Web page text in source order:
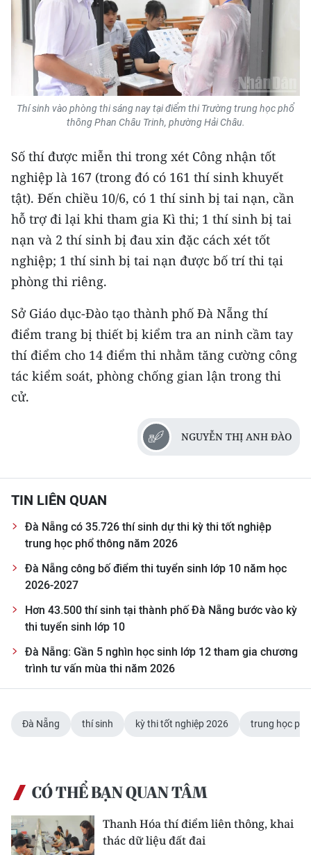
Thí sinh vào phòng thi sáng nay tại điểm thi Trường trung học phổ
thông Phan Châu Trinh, phường Hải Châu.
Số thí được miễn thi trong xét Công nhận tốt
nghiệp là 167 (trong đó có 161 thí sinh khuyết
tật). Đến chiều 10/6, có 1 thí sinh bị tai nạn, cần
hỗ trợ đi lại khi tham gia Kì thi; 1 thí sinh bị tai
nạn và 2 thí sinh bị đau xin đặc cách xét tốt
nghiệp; 1 thí sinh bị tai nạn được bố trí thi tại
phòng thi riêng.
Sở Giáo dục-Đào tạo thành phố Đà Nẵng thí
điểm trang bị thiết bị kiểm tra an ninh cầm tay
thí điểm cho 14 điểm thi nhằm tăng cường công
tác kiểm soát, phòng chống gian lận trong thi
cử.
NGUYỄN THỊ ANH ĐÀO
TIN LIÊN QUAN
Đà Nẵng có 35.726 thí sinh dự thi kỳ thi tốt nghiệp
trung học phổ thông năm 2026
Đà Nẵng công bố điểm thi tuyển sinh lớp 10 năm học
2026-2027
Hơn 43.500 thí sinh tại thành phố Đà Nẵng bước vào kỳ
thi tuyển sinh lớp 10
Đà Nẵng: Gần 5 nghìn học sinh lớp 12 tham gia chương
trình tư vấn mùa thi năm 2026
Đà Nẵng thí sinh kỳ thi tốt nghiệp 2026 trung học
CÓ THỂ BẠN QUAN TÂM
Thanh Hóa thí điểm liên thông, khai
thác dữ liệu đất đai